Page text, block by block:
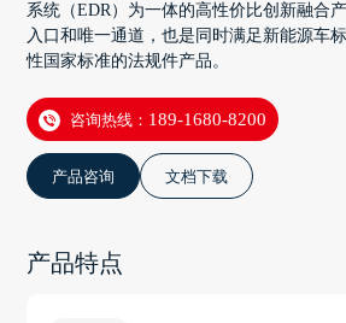
系统（EDR）为一体的高性价比创新融合
入口和唯一通道，也是同时满足新能源车
性国家标准的法规件产品。
咨询热线： 189-1680-8200
产品咨询 文档下载
产品特点